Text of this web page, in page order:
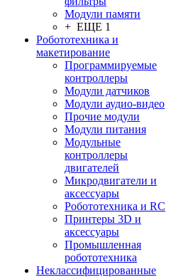
Модули памяти
+ ЕЩЕ 1
Робототехника и
макетирование
Программируемые
контроллеры
Модули датчиков
Модули аудио-видео
Прочие модули
Модули питания
Модульные
контроллеры
двигателей
Микродвигатели и
аксессуары
Робототехника и RC
Принтеры 3D и
аксессуары
Промышленная
робототехника
Неклассифицированные